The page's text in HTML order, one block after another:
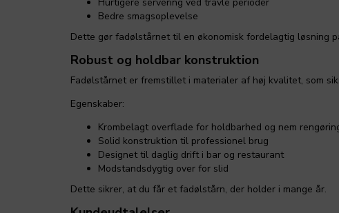
Bedre smagsoplevelse
Dette gør fadølstårnet til en økonomisk fordelagtig løsning
Robust og holdbar konstruktion
Fadølstårnet er fremstillet i materialer af høj kvalitet, som
Egenskaber:
Krombelagt overflade for holdbarhed og nem
Solid konstruktion til professionel brug
Designet til daglig drift i bar og restaurant
Modstandsdygtig over for slid
Dette sikrer, at du får et fadølstårn, der holder i mange år.